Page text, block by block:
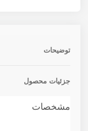
توضیحات
جزئیات محصول
مشخصات